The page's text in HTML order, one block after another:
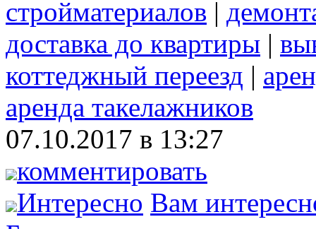
стройматериалов |
доставка до квартиры |
коттеджный переезд |
аренда такелажников
07.10.2017 в 13:27
комментировать
Интересно Вам